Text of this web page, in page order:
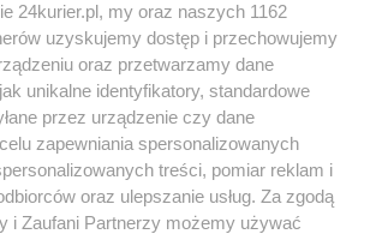
w Szczecinie
Dalej o miliony
24kurier.pl, my oraz naszych 1162
uzyskujemy dostęp i przechowujemy
oraz przetwarzamy dane
unikalne identyfikatory, standardowe
przez urządzenie czy dane
zapewniania spersonalizowanych
treści, pomiar reklam i
oraz ulepszanie usług. Za zgodą
i Zaufani Partnerzy możemy używać